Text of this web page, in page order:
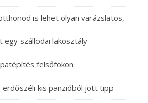
is lehet olyan varázslatos,
egy szállodai lakosztály
felsőfokon
erdőszéli kis panzióból jött tipp